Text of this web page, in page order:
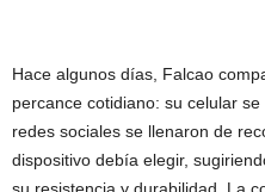
Hace algunos días, Falcao
percance cotidiano: su celular
redes sociales se llenaron de
dispositivo debía elegir,